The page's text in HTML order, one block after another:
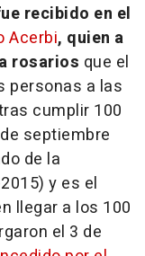
recibido en el
Acerbi, quien a
rosarios que el
personas a las
cumplir 100
septiembre
de la
y es el
llegar a los 100
el 3 de